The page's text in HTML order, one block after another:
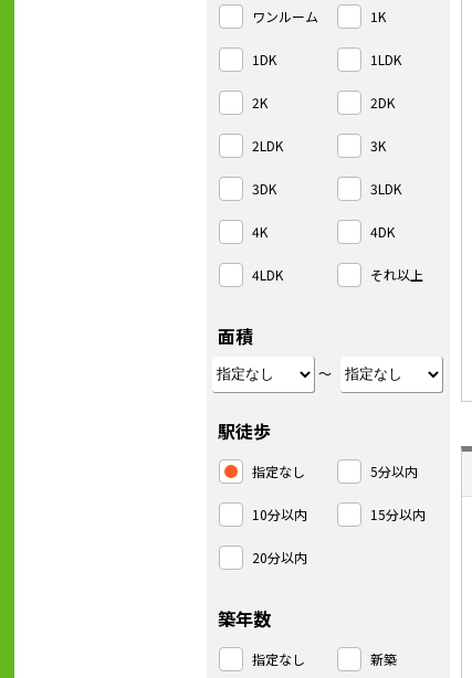
ワンルーム 1K
1DK 1LDK
2K 2DK
2LDK 3K
3DK 3LDK
4K 4DK
4LDK それ以上
面積
～
駅徒歩
指定なし 5分以内
10分以内 15分以内
20分以内
築年数
指定なし 新築